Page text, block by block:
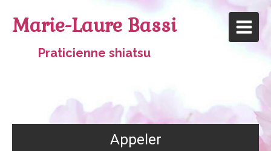
Marie-Laure Bassi
Praticienne shiatsu
Appeler